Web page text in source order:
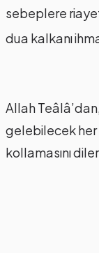
sebeplere
dua kalkanı
Allah
gelebilecek her
kollamasını